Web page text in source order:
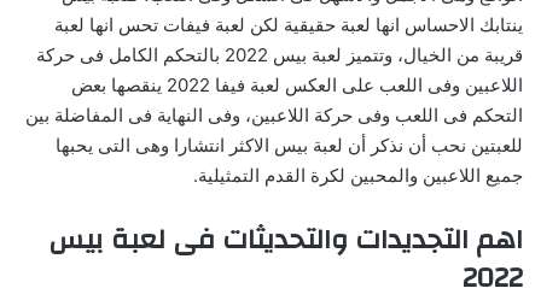
ينتابك الاحساس انها لعبة حقيقية لكن لعبة فيفات تحس انها لعبة
قريبة من الخيال، وتتميز لعبة بيس 2022 بالتحكم الكامل فى حركة
اللاعبين وفى اللعب على العكس لعبة فيفا 2022 ينقصها بعض
التحكم فى اللعب وفى حركة اللاعبين، وفى النهاية فى المفاضلة بين
للعبتين نحب أن نذكر أن لعبة بيس الاكثر انتشارا وهى التى يحبها
جميع اللاعبين والمحبين لكرة القدم التمثيلية.
اهم التجديدات والتحديثات فى لعبة بيس
2022